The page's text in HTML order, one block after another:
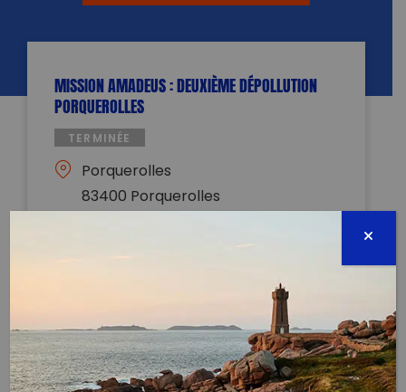
MISSION AMADEUS : DEUXIÈME DÉPOLLUTION
PORQUEROLLES
TERMINÉE
Porquerolles
83400 Porquerolles
Évènement proposé par :
Wings of the Ocean